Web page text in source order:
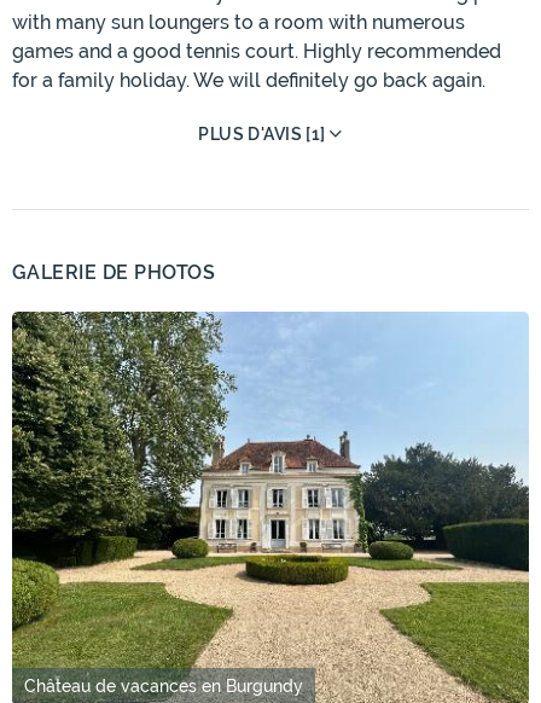
with many sun loungers to a room with numerous
games and a good tennis court. Highly recommended
for a family holiday. We will definitely go back again.
PLUS D'AVIS [1]
GALERIE DE PHOTOS
Château de vacances en Burgundy